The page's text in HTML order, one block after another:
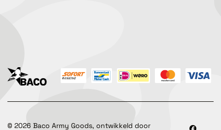
© 2026 Baco Army Goods, ontwikkeld door